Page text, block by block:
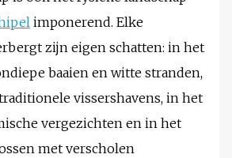
imponerend. Elke
zijn eigen schatten: in het
baaien en witte stranden,
vissershavens, in het
vergezichten en in het
met verscholen